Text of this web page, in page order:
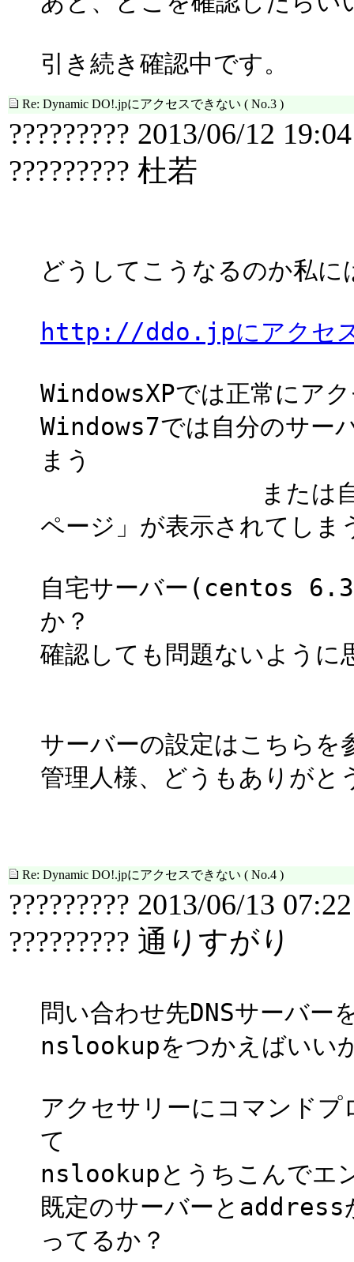
引き続き確認中です。
Re: Dynamic DO!.jpにアクセスできない ( No.3 )
????????? 2013/06/12 19:04
????????? 杜若
どうしてこうなるのか私
http://ddo.jpにアクセ
WindowsXPでは正常に
Windows7では自分のサー
まう
または自分のサ
ページ」が表示されてしま
自宅サーバー(centos
か？
確認しても問題ないように
サーバーの設定はこちら
管理人様、どうもありがと
Re: Dynamic DO!.jpにアクセスできない ( No.4 )
????????? 2013/06/13 07:22
????????? 通りすがり
問い合わせ先DNSサーバー
nslookupをつかえばいい
アクセサリーにコマンド
て
nslookupとうちこんでエ
既定のサーバーとaddress
ってるか？